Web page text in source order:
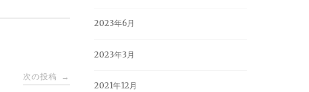
次の投稿 →
2023年6月
2023年3月
2021年12月